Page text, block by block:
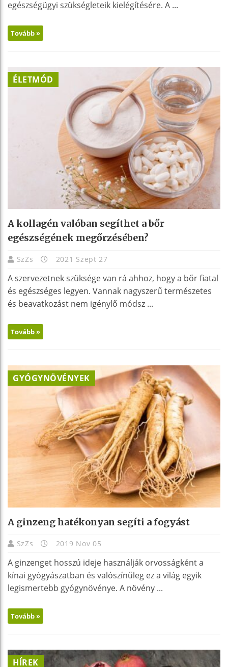
egészségügyi szükségleteik kielégítésére. A ...
Tovább »
ÉLETMÓD
A kollagén valóban segíthet a bőr
egészségének megőrzésében?
SzZs 2021 Szept 27
A szervezetnek szüksége van rá ahhoz, hogy a bőr fiatal
és egészséges legyen. Vannak nagyszerű természetes
és beavatkozást nem igénylő módsz ...
Tovább »
GYÓGYNÖVÉNYEK
A ginzeng hatékonyan segíti a fogyást
SzZs 2019 Nov 05
A ginzenget hosszú ideje használják orvosságként a
kínai gyógyászatban és valószínűleg ez a világ egyik
legismertebb gyógynövénye. A növény ...
Tovább »
HÍREK